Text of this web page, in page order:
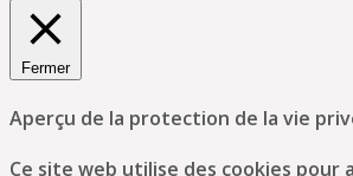
Fermer
Aperçu de la protection de la vie
Ce site web utilise des cookies pour